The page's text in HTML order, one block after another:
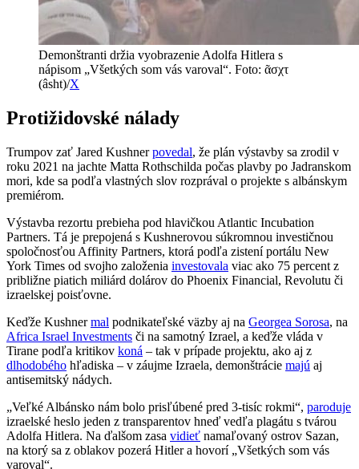
Demonštranti držia vyobrazenie Adolfa Hitlera s
nápisom „Všetkých som vás varoval“. Foto: ᾶσχτ
(âsht)/X
Protižidovské nálady
Trumpov zať Jared Kushnerpovedal, že plán výstavby sa zrodil v
roku 2021 na jachte Matta Rothschilda počas plavby po Jadranskom
mori, kde sa podľa vlastných slov rozprával o projekte s albánskym
premiérom.
Výstavba rezortu prebieha pod hlavičkou Atlantic Incubation
Partners. Tá je prepojená s Kushnerovou súkromnou investičnou
spoločnosťou Affinity Partners, ktorá podľa zistení portálu New
York Times od svojho založenia investovala viac ako 75 percent z
približne piatich miliárd dolárov do Phoenix Financial, Revolutu či
izraelskej poisťovne.
Keďže Kushnermal podnikateľské väzby aj na Georgea Sorosa, na
Africa Israel Investments či na samotný Izrael, a keďže vláda v
Tirane podľa kritikov koná – tak v prípade projektu, ako aj z
dlhodobého hľadiska – v záujme Izraela, demonštrácie majú aj
antisemitský nádych.
„Veľké Albánsko nám bolo prisľúbené pred 3-tisíc rokmi“, paroduje
izraelské heslo jeden z transparentov hneď vedľa plagátu s tvárou
Adolfa Hitlera. Na ďalšom zasa vidieť namaľovaný ostrov Sazan,
na ktorý sa z oblakov pozerá Hitler a hovorí „Všetkých som vás
varoval“.